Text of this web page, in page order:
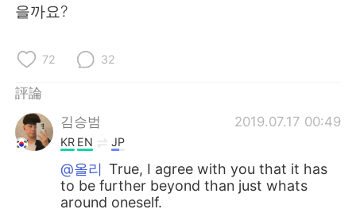
을까요?
72 32
評論
김승범
2019.07.17 00:49
KR EN JP
@올리 True, I agree with you that it has
to be further beyond than just whats
around oneself.